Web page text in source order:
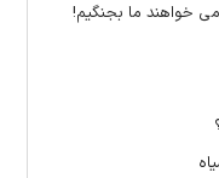
خواهند ما بجنگیم!